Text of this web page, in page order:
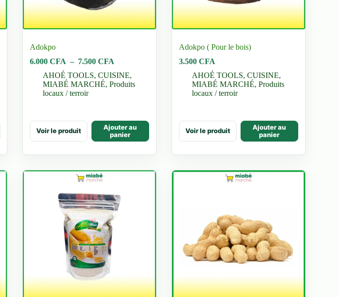
Adokpo
6.000 CFA – 7.500 CFA
prix :
6.000 CFA
AHOÉ TOOLS, CUISINE,
MIABÉ MARCHÉ, Produits
locaux / terroir
Voir le produit
Ajouter au
panier
Ce
produit
a
Les
Adokpo ( Pour le bois)
3.500 CFA
AHOÉ TOOLS, CUISINE,
MIABÉ MARCHÉ, Produits
locaux / terroir
Voir le produit
Ajouter au
panier